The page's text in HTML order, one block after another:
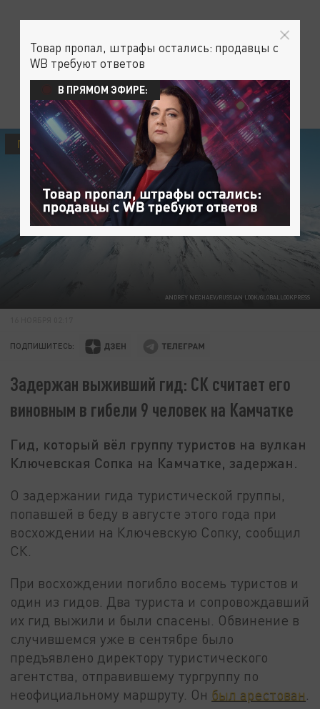
ANDREY NECHAEV/RUSSIAN LOOK/GLOBALLOOKPRESS
ПРОИСШЕСТВИЯ
ПОДПИШИТЕСЬ:
Задержан выживший гид: СК считает его
виновным в гибели 9 человек на Камчатке
Гид, который вёл группу туристов на вулкан
Ключевская Сопка на Камчатке, задержан.
О задержании гида туристической группы,
попавшей в беду в августе этого года при
восхождении на Ключевскую Сопку, сообщил
СК.
При восхождении погибло восемь туристов и
один из гидов. Два туриста и сопровождавший
их гид выжили и были спасены. Обвинение в
случившемся уже в сентябре было
предъявлено директору туристического
агентства, отправившему тургруппу по
неофициальному маршруту. Он был арестован
Товар пропал, штрафы остались: продавцы с
WB требуют ответов
В ПРЯМОМ ЭФИРЕ: